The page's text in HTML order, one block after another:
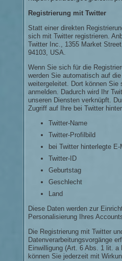
Registrierung mit Twitter
Statt einer direkten
sich mit Twitter registrieren.
Twitter Inc., 1355 Market
94103, USA.
Wenn Sie sich für die
werden Sie automatisch auf
weitergeleitet. Dort können
anmelden. Dadurch wird Ihr
unseren Diensten verknüpft.
Zugriff auf Ihre bei Twitter
Twitter-Name
Twitter-Profilbild
bei Twitter hinterlegte
Twitter-ID
Geburtstag
Geschlecht
Land
Diese Daten werden zur
Personalisierung Ihres
Die Registrierung mit Twitter
Datenverarbeitungsvorgänge
Einwilligung (Art. 6 Abs. 1 lit.
können Sie jederzeit mit